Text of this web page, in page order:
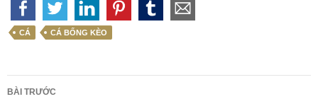
CÁ CÁ BỐNG KÈO
Điều
BÀI TRƯỚC